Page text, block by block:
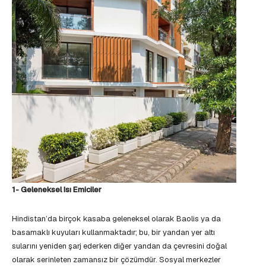
1- Geleneksel Isı Emiciler
Hindistan’da birçok kasaba geleneksel olarak Baolis ya da
basamaklı kuyuları kullanmaktadır; bu, bir yandan yer altı
sularını yeniden şarj ederken diğer yandan da çevresini doğal
olarak serinleten zamansız bir çözümdür. Sosyal merkezler